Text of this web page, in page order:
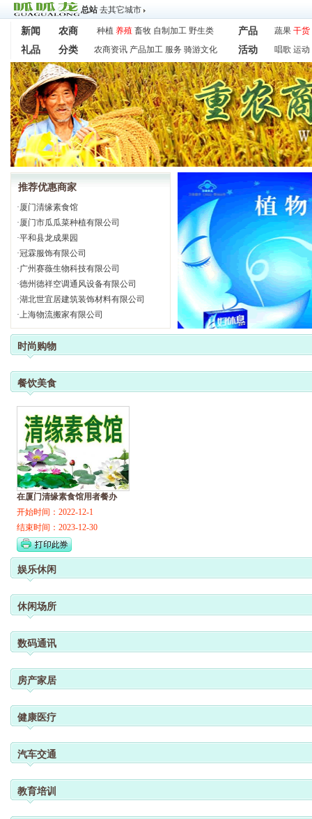
总站 去其它城市
新闻 农商 种植 养殖 畜牧 自制加工 野生类 产品 蔬果 干货
礼品 分类 农商资讯 产品加工 服务 骑游文化 活动 唱歌 运动
推荐优惠商家
·厦门清缘素食馆
·厦门市瓜瓜菜种植有限公司
·平和县龙成果园
·冠霖服饰有限公司
·广州赛薇生物科技有限公司
·德州德祥空调通风设备有限公司
·湖北世宜居建筑装饰材料有限公司
·上海物流搬家有限公司
时尚购物
餐饮美食
在厦门清缘素食馆用者餐办
开始时间：2022-12-1
结束时间：2023-12-30
娱乐休闲
休闲场所
数码通讯
房产家居
健康医疗
汽车交通
教育培训